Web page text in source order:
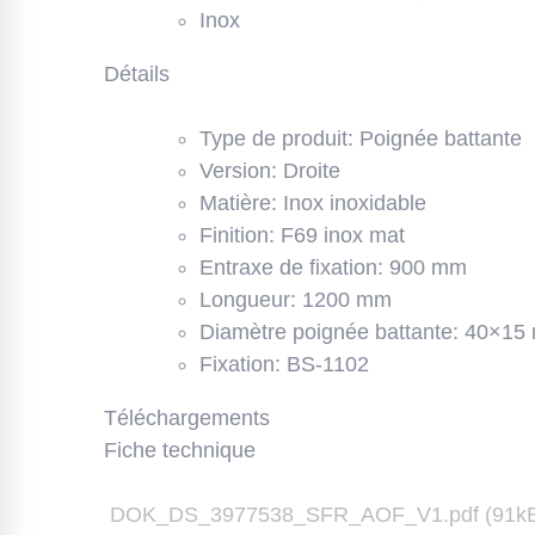
Inox
Détails
Type de produit: Poignée battante
Version: Droite
Matière: Inox inoxidable
Finition: F69 inox mat
Entraxe de fixation: 900 mm
Longueur: 1200 mm
Diamètre poignée battante: 40×15
Fixation: BS-1102
Téléchargements
Fiche technique
DOK_DS_3977538_SFR_AOF_V1.pdf